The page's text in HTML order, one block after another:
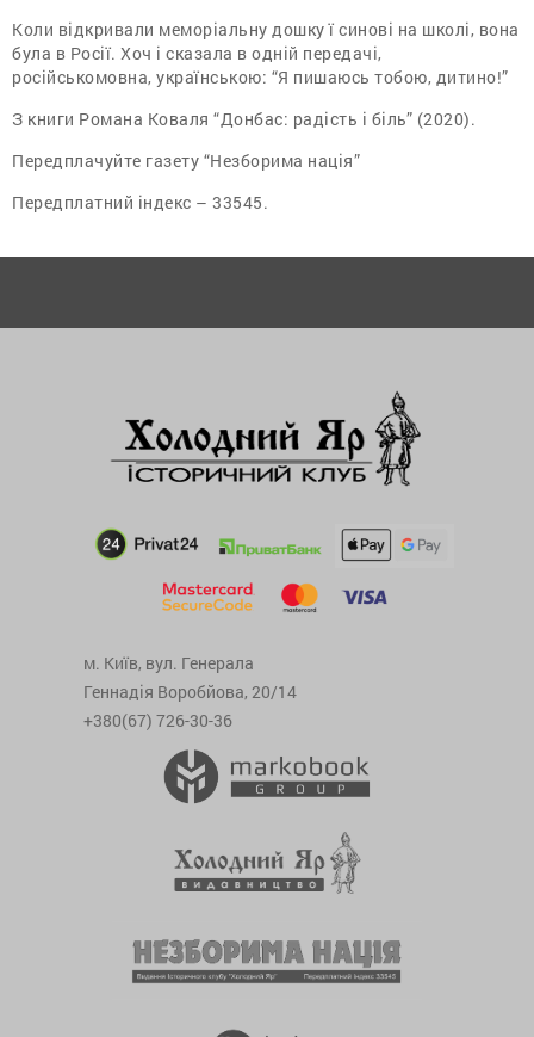
Коли відкривали меморіальну дошку ї синові на школі, вона
була в Росії. Хоч і сказала в одній передачі,
російськомовна, українською: “Я пишаюсь тобою, дитино!”
З книги Романа Коваля “Донбас: радість і біль” (2020).
Передплачуйте газету “Незборима нація”
Передплатний індекс – 33545.
м. Київ, вул. Генерала
Геннадія Воробйова, 20/14
+380(67) 726-30-36